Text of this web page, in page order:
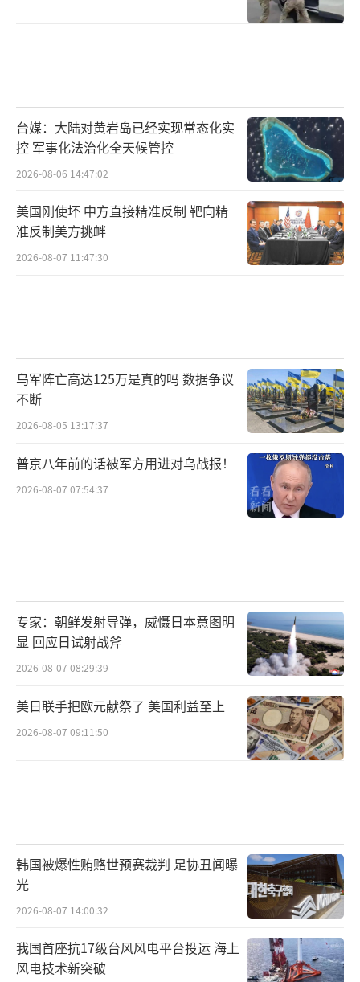
台媒：大陆对黄岩岛已经实现常态化实
控 军事化法治化全天候管控
2026-08-06 14:47:02
美国刚使坏 中方直接精准反制 靶向精
准反制美方挑衅
2026-08-07 11:47:30
乌军阵亡高达125万是真的吗 数据争议
不断
2026-08-05 13:17:37
普京八年前的话被军方用进对乌战报！
2026-08-07 07:54:37
专家：朝鲜发射导弹，威慑日本意图明
显 回应日试射战斧
2026-08-07 08:29:39
美日联手把欧元献祭了 美国利益至上
2026-08-07 09:11:50
韩国被爆性贿赂世预赛裁判 足协丑闻曝
光
2026-08-07 14:00:32
我国首座抗17级台风风电平台投运 海上
风电技术新突破